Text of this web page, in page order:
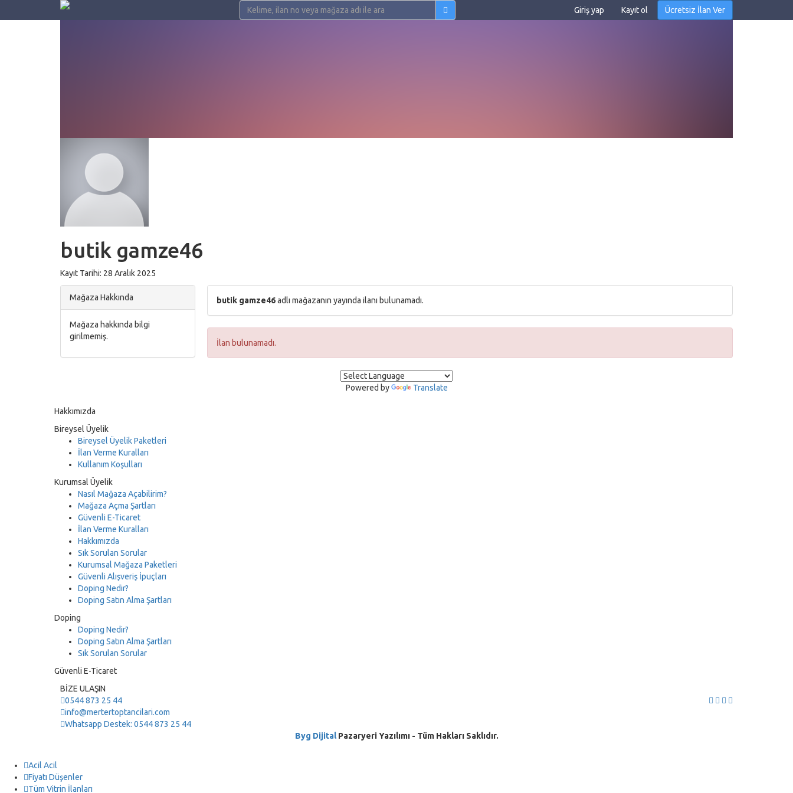
Giriş yap Kayıt ol Ücretsiz İlan Ver
butik gamze46
Kayıt Tarihi: 28 Aralık 2025
Mağaza Hakkında
Mağaza hakkında bilgi
girilmemiş.
butik gamze46adlı mağazanın yayında ilanı bulunamadı.
İlan bulunamadı.
Powered by Translate
Hakkımızda
Bireysel Üyelik
Bireysel Üyelik Paketleri
İlan Verme Kuralları
Kullanım Koşulları
Kurumsal Üyelik
Nasıl Mağaza Açabilirim?
Mağaza Açma Şartları
Güvenli E-Ticaret
İlan Verme Kuralları
Hakkımızda
Sık Sorulan Sorular
Kurumsal Mağaza Paketleri
Güvenli Alışveriş İpuçları
Doping Nedir?
Doping Satın Alma Şartları
Doping
Doping Nedir?
Doping Satın Alma Şartları
Sık Sorulan Sorular
Güvenli E-Ticaret
BİZE ULAŞIN
0544 873 25 44
info@mertertoptancilari.com
Whatsapp Destek: 0544 873 25 44
Byg DijitalPazaryeri Yazılımı - Tüm Hakları Saklıdır.
Acil Acil
Fiyatı Düşenler
Tüm Vitrin İlanları